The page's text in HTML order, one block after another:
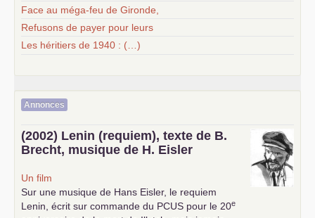
Face au méga-feu de Gironde,
Refusons de payer pour leurs
Les héritiers de 1940 : (…)
Annonces
(2002) Lenin (requiem), texte de B.
Brecht, musique de H. Eisler
Un film
Sur une musique de Hans Eisler, le requiem
Lenin, écrit sur commande du PCUS pour le 20e